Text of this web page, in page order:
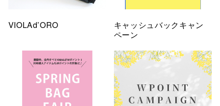
VIOLAd’ORO
キャッシュバックキャン
ペーン